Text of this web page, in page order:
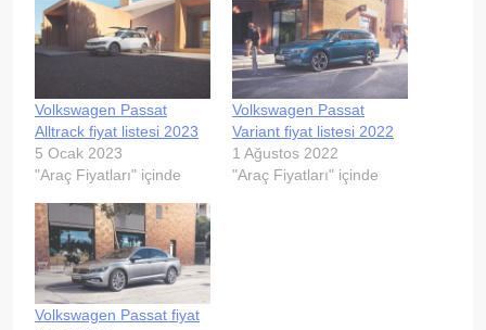
Volkswagen Passat
Alltrack fiyat listesi 2023
5 Ocak 2023
"Araç Fiyatları" içinde
Volkswagen Passat
Variant fiyat listesi 2022
1 Ağustos 2022
"Araç Fiyatları" içinde
Volkswagen Passat fiyat